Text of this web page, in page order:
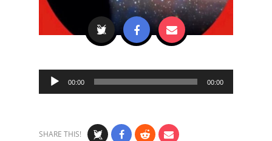
Audio
Player
00:00 00:00
SHARE THIS!